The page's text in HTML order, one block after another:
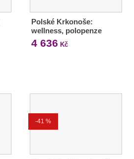
Polské Krkonoše:
wellness, polopenze
4 636 Kč
-41 %